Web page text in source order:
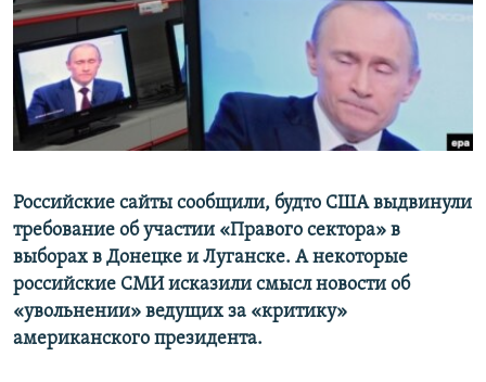
ПОБЕДИТЕЛЕЙ НЕ СУДЯТ?
КРЫМ.НЕПОКОРЕННЫЙ
ELIFBE
УКРАИНСКАЯ ПРОБЛЕМА КРЫМА
ПРИСОЕДИНЯЙТЕСЬ!
Российские сайты сообщили, будто США выдвинули
требование об участии «Правого сектора» в
выборах в Донецке и Луганске. А некоторые
российские СМИ исказили смысл новости об
«увольнении» ведущих за «критику»
американского президента.